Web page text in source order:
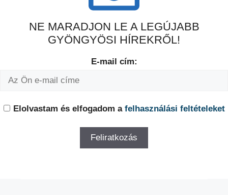
NE MARADJON LE A LEGÚJABB
GYÖNGYÖSI HÍREKRŐL!
E-mail cím:
Elolvastam és elfogadom a felhasználási feltételeket